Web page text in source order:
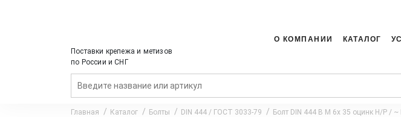
Поставки крепежа и метизов
по России и СНГ
О КОМПАНИИ КАТАЛОГ
Главная Каталог Болты DIN 444 / ГОСТ 3033-79 Болт DIN 444 B M 6x 35 оцинк Н/Р /